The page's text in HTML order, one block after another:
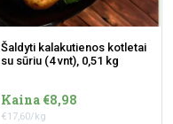
Šaldyti kalakutienos kotletai
su sūriu (4 vnt), 0,51 kg
Kaina €8,98
€17,60/kg